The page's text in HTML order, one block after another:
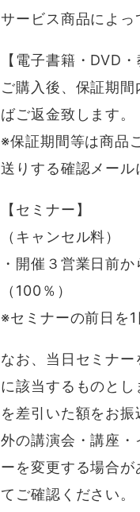
サービス商品によっ
【電子書籍・DVD・
ご購入後、保証期
ばご返金致します。
※保証期間等は商品
送りする確認メール
【セミナー】
（キャンセル料）
・開催３営業日前
（100％）
※セミナーの前日を1
なお、当日セミナ
に該当するものと
を差引いた額をお
外の講演会・講座
ーを変更する場合
てご確認ください。